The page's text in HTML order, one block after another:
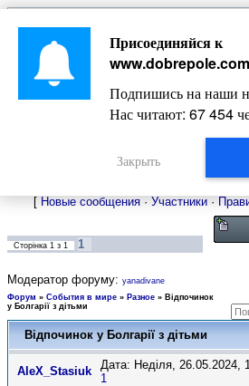
Главная
Новости
Довідкова
Фото
Оголошення
Видео
Жизнь Добропольского края
[ Новые сообщения · Участники ·
Сторінка 1 з 1 1
Модератор форуму: yanadivane
Форум » События в мире » Разное » Відпочинок
у Болгарії з дітьми
Відпочинок у Болгарії з дітьми
AleX_Stasiuk
Дата: Неділя, 26.05.2024,
1
Присоединяйся к
Подпишись на наши
Нас читают: 67 454
Закрыть